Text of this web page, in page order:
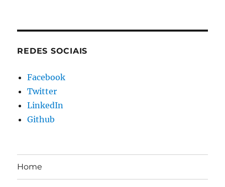
REDES SOCIAIS
Facebook
Twitter
LinkedIn
Github
Home